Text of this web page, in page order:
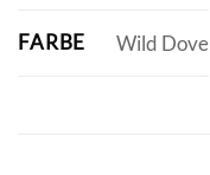
FARBE Wild Dove